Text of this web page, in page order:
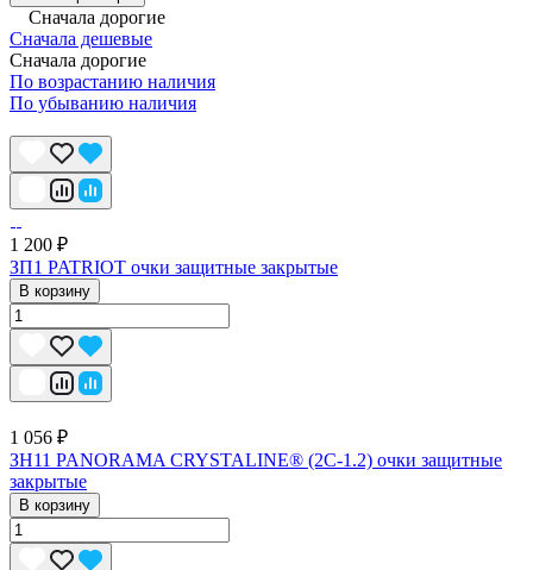
Сначала дорогие
Сначала дешевые
Сначала дорогие
По возрастанию наличия
По убыванию наличия
1 200 ₽
ЗП1 PATRIOT очки защитные закрытые
В корзину
1 056 ₽
ЗН11 PANORAMA CRYSTALINE® (2C-1.2) очки защитные
закрытые
В корзину